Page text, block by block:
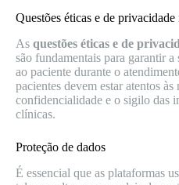
Questões éticas e de privacidade
As questões éticas e de
são fundamentais para garantir a
ao paciente durante o
pacientes devem estar atentos às
confidencialidade e o sigilo das
clínicas.
Proteção de dados
É essencial que as plataformas